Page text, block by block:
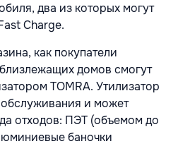
два из которых могут
Charge.
как покупатели
домов смогут
TOMRA. Утилизатор
и может
отходов: ПЭТ (объемом до
баночки